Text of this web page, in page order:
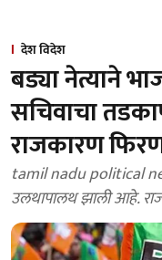
देश विदेश
बड्या नेत्याने
सचिवाचा
राजकारण
tamil nadu political news : तामिळनाडूच्या
उलथापालथ झाली आहे.